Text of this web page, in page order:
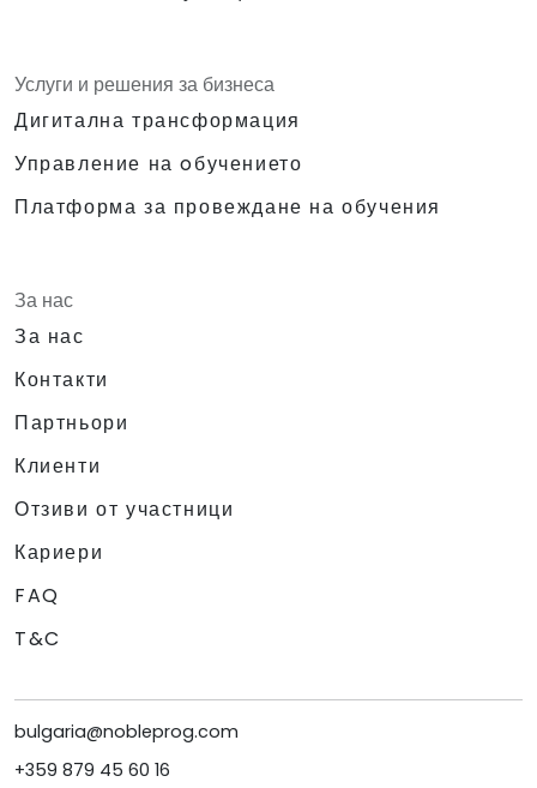
Услуги и решения за бизнеса
Дигитална трансформация
Управление на oбучението
Платформа за провеждане на обучения
За нас
За нас
Контакти
Партньори
Клиенти
Отзиви от участници
Кариери
FAQ
T&C
bulgaria@nobleprog.com
+359 879 45 60 16